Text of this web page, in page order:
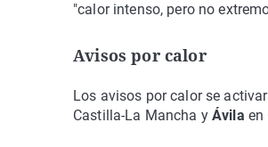
"calor intenso, pero no
Avisos por calor
Los avisos por calor se
Castilla-La Mancha y Ávila en